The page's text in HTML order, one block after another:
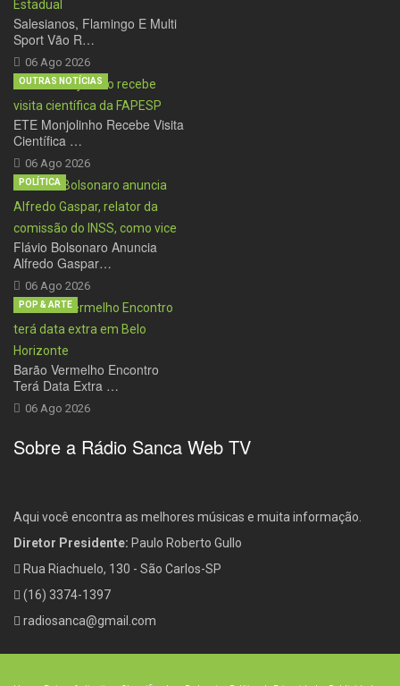
Salesianos, Flamingo E Multi
Sport Vão R…
06 Ago 2026
ETE Monjolinho Recebe Visita
Científica …
06 Ago 2026
OUTRAS NOTÍCIAS
Flávio Bolsonaro Anuncia
Alfredo Gaspar…
06 Ago 2026
POLÍTICA
Barão Vermelho Encontro
Terá Data Extra …
06 Ago 2026
POP & ARTE
Sobre a Rádio Sanca Web TV
Aqui você encontra as melhores músicas e muita informação.
Diretor Presidente: Paulo Roberto Gullo
Rua Riachuelo, 130 - São Carlos-SP
(16) 3374-1397
radiosanca@gmail.com